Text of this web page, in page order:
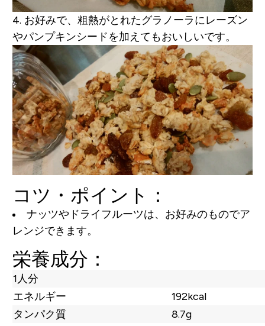
4. お好みで、粗熱がとれたグラノーラにレーズン
やパンプキンシードを加えてもおいしいです。
コツ・ポイント：
ナッツやドライフルーツは、お好みのものでア
レンジできます。
栄養成分：
1人分
エネルギー
192kcal
タンパク質
8.7g